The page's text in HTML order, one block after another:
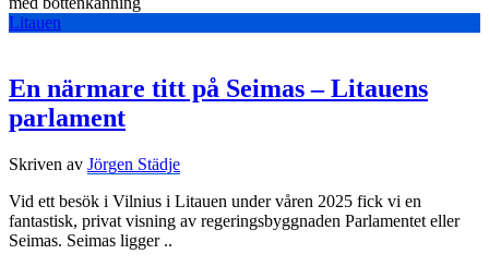
Litauen
En närmare titt på Seimas – Litauens
parlament
Skriven av Jörgen Städje
Vid ett besök i Vilnius i Litauen under våren 2025 fick vi en
fantastisk, privat visning av regeringsbyggnaden Parlamentet eller
Seimas. Seimas ligger ..